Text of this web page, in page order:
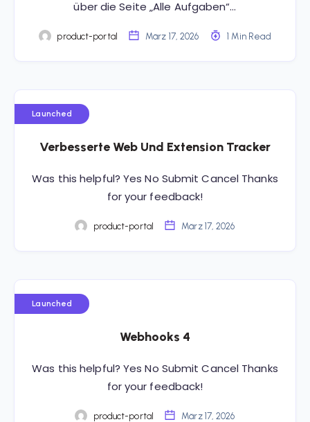
über die Seite „Alle Aufgaben“…
product-portal März 17, 2026 1 Min Read
Launched
Verbesserte Web Und Extension Tracker
Was this helpful? Yes No Submit Cancel Thanks
for your feedback!
product-portal März 17, 2026
Launched
Webhooks 4
Was this helpful? Yes No Submit Cancel Thanks
for your feedback!
product-portal März 17, 2026